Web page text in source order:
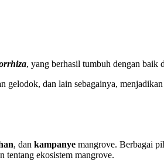
, yang berhasil tumbuh dengan baik
gelodok, dan lain sebagainya,
, dan kampanye mangrove. Berbagai
tentang ekosistem mangrove.